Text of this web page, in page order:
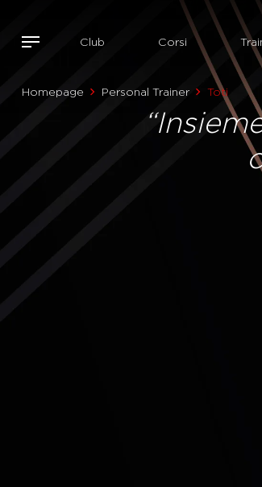
Club Corsi
Homepage Personal Trainer Toti